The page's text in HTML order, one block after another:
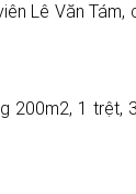
Lê Văn
200m2, 1 trệt,